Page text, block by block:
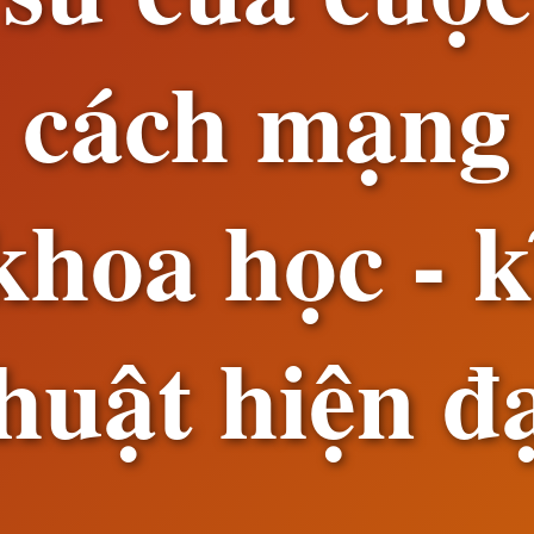
cách mạng
học -
hiện